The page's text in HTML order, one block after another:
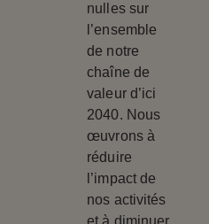
nulles sur
l’ensemble
de notre
chaîne de
valeur d’ici
2040. Nous
œuvrons à
réduire
l’impact de
nos activités
et à diminuer